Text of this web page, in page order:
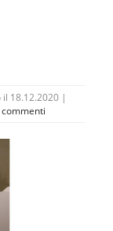
18.12.2020 |